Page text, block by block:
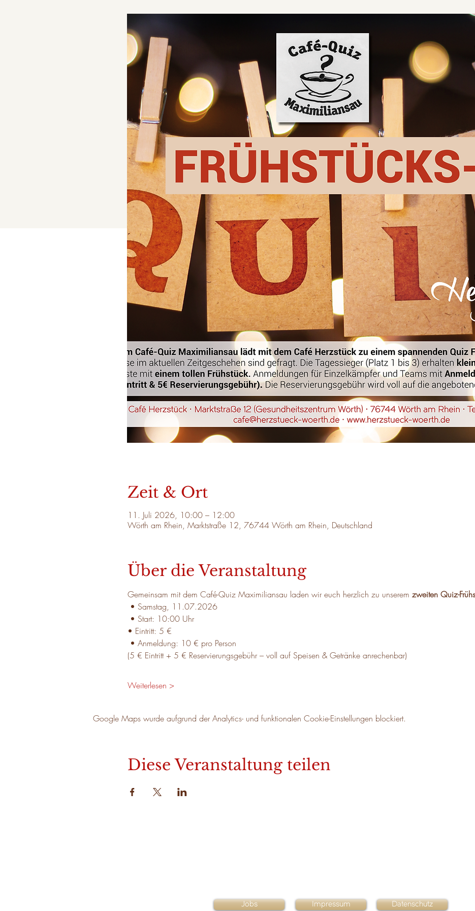
Zeit & Ort
11. Juli 2026, 10:00 – 12:00
Wörth am Rhein, Marktstraße 12, 76744 Wörth am Rhein, Deutschland
Über die Veranstaltung
Gemeinsam mit dem Café-Quiz Maximiliansau laden wir euch herzlich zu unserem zweiten Quiz-
• Samstag, 11.07.2026
• Start: 10:00 Uhr
• Eintritt: 5 €
• Anmeldung: 10 € pro Person
(5 € Eintritt + 5 € Reservierungsgebühr – voll auf Speisen & Getränke anrechenbar)
Weiterlesen >
Google Maps wurde aufgrund der Analytics- und funktionalen Cookie-Einstellungen blockiert.
Diese Veranstaltung teilen
Jobs Impressum Datenschutz